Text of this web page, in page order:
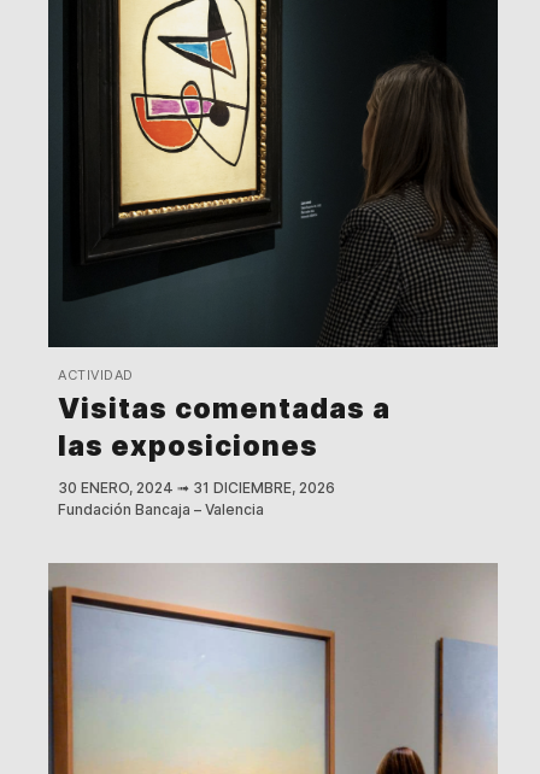
ACTIVIDAD
Visitas comentadas a
las exposiciones
30 ENERO, 2024 ➟ 31 DICIEMBRE, 2026
Fundación Bancaja – Valencia